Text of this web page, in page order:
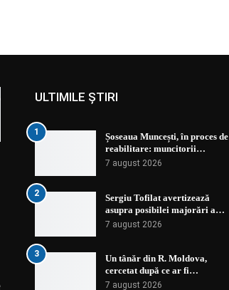
ULTIMILE ȘTIRI
1
Șoseaua Muncești, în proces de
reabilitare: muncitorii…
7 august 2026
2
Sergiu Tofilat avertizează
asupra posibilei majorări a…
7 august 2026
3
Un tânăr din R. Moldova,
cercetat după ce ar fi…
7 august 2026